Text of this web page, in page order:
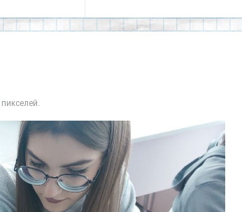
пикселей.